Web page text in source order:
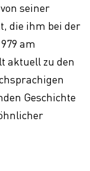
seiner
die ihm bei der
am
aktuell zu den
Geschichte